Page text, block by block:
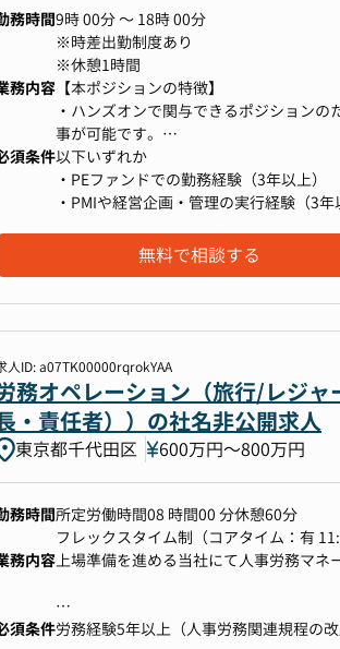
■やりがい・魅力
・給与計算や社会保険事務手続き、人
ることでスキルアップすることができま
・新たな企画（育児・介護休業法の法改
導入の実績があり、働きがいのある会社
・配属部門である人事サービスグルー
取り組むことができます。
・社是に「利他主義」を掲げているた
・資金調達戦略の立案・実行
-資金調達スキームの検討
-金融機関との交渉・関係構築 等
・財務分析・バリュエーション
-買収対象企業の企業価値算定
-買収スキームや統合後のシナジー効果を
・ディールサポート、管理
・経営戦略・中期経営計画の策定支援お
・取締役会・経営会議など重要会議体
・M&A総研HDとして、時価総額1兆円
横断的に業務を対応いただく想定のた
・IRにおいては機関投資家(海外/国内)お
ートストーリーの策定や開示、資本市場
ことが可能です。
えるスキルが自然と身につきます。
・当社にはメガバンク、大手証券、五
きた優秀なメンバーが数多く在籍してお
務時間9時 00分 ～ 18時 00分
※時差出勤制度あり
※休憩1時間
務内容 【本ポジションの特徴】
・ハンズオンで関与できるポジション
事が可能です。
・M&Aの川上（戦略）から川下（実行
き、同時に経営者としての知見も深める
・新設ポジションで一人目の採用という
①M&A仲介・テック企業グループにおけ
・社長とともに新規事業戦略の策定、遂行
・買収案件のソーシング、実行
・ファイナンススキームの策定、実行
②投資実行後のPMI・バリューアップ・
・ハンズオンでの経営支援（ホールディ
・経営指標（KPI）のモニタリングと
須条件以下いずれか
・PEファンドでの勤務経験（3年以上）
・PMIや経営企画・管理の実行経験（3年
無料で相談する
人ID: a07TK00000rqrokYAA
務オペレーション（旅行/レジ
・責任者））の社名非公開求人
東京都千代田区 600万円〜800万円
務時間所定労働時間08 時間00 分休憩60分
フレックスタイム制（コアタイム：有
務内容上場準備を進める当社にて人事労務マネ
【具体的には】
須条件労務経験5年以上（人事労務関連規程の改